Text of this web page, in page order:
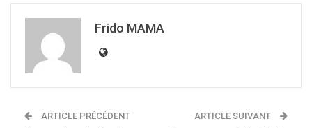
Frido MAMA
ARTICLE PRÉCÉDENT ARTICLE SUIVANT